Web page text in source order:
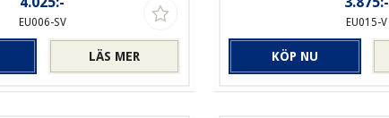
EU006-SV
LÄS MER
EU015-V
KÖP NU